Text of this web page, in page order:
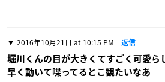
2016年10月21日 at 10:15 PM 返信
堀川くんの目が大きくてすごく可愛ら
早く動いて喋ってるとこ観たいなあ